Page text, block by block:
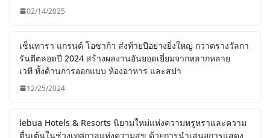
02/14/2025
เซ็นทารา แกรนด์ โอซาก้า ส่งท้ายปีอย่างยิ่งใหญ่ กวาดรางวัลกา
รันตีตลอดปี 2024 สร้างผลงานอันยอดเยี่ยมจากหลากหลาย
เวที ทั้งด้านการออกแบบ ห้องอาหาร และสปา
12/25/2024
lebua Hotels & Resorts นิยามใหม่แห่งความหรูหราและความ
ตื่นเต้นในช่วงเทศกาลแห่งความสุข ด้วยการนำเสนอการแสดง